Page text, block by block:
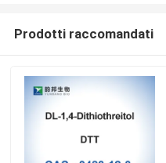
Prodotti raccomandati